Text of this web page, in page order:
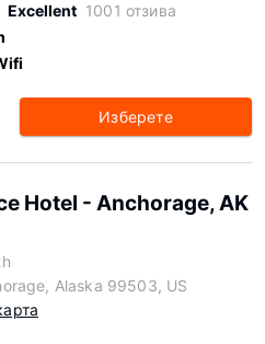
Excellent 1001 отзива
Изберете
Hotel - Anchorage, AK
Alaska 99503, US